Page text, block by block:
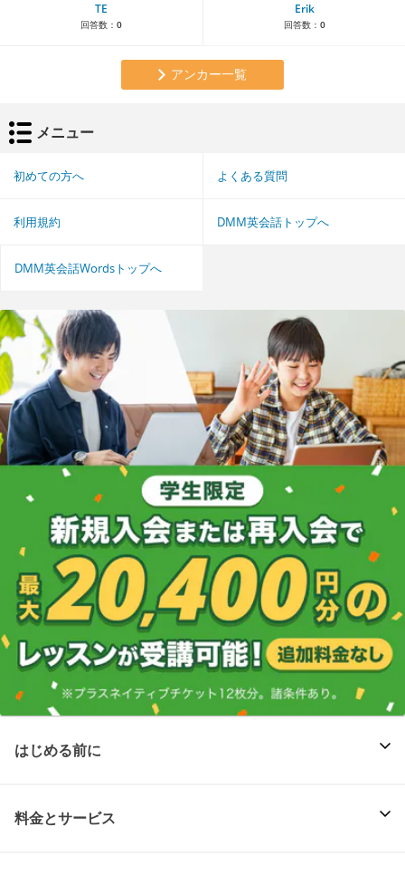
TE
回答数： 0
Erik
回答数： 0
アンカー一覧
メニュー
初めての方へ よくある質問
利用規約 DMM英会話トップへ
DMM英会話Wordsトップへ
はじめる前に
料金とサービス